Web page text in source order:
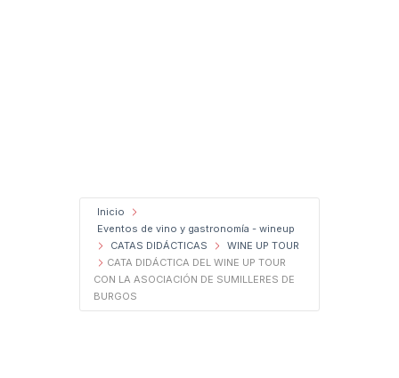
Inicio
Eventos de vino y gastronomía - wineup
CATAS DIDÁCTICAS
WINE UP TOUR
CATA DIDÁCTICA DEL WINE UP TOUR
CON LA ASOCIACIÓN DE SUMILLERES DE
BURGOS